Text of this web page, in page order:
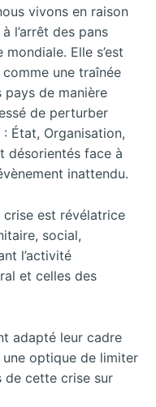
vivons en raison
l’arrêt des pans
Elle s’est
une traînée
de manière
de perturber
: État, Organisation,
désorientés face à
inattendu.
crise est révélatrice
social,
l’activité
et celles des
adapté leur cadre
optique de limiter
de cette crise sur